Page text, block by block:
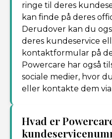
ringe til deres
kan finde på deres
Derudover kan du
deres kundeservice
kontaktformular på
Powercare har også
sociale medier, hvor
eller kontakte dem
Hvad er